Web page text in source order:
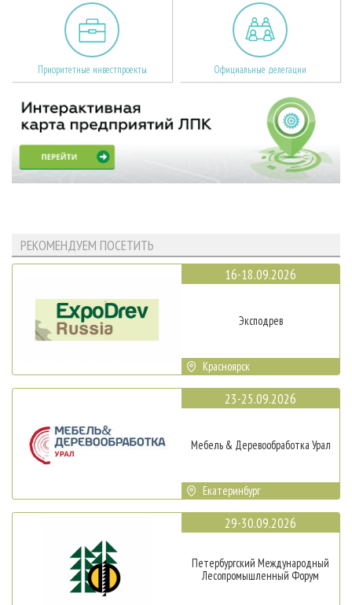
Приоритетные инвестпроекты Официальные делегации
РЕКОМЕНДУЕМ ПОСЕТИТЬ
16-18.09.2026
Эксподрев
Красноярск
23-25.09.2026
Мебель & Деревообработка Урал
Екатеринбург
29-30.09.2026
Петербургский Международный
Лесопромышленный Форум